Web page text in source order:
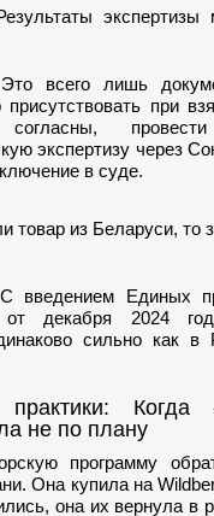
экспертизы
Это всего лишь
присутствовать при
провести
экспертизу через
в суде.
из Беларуси, то
С введением Единых
от декабря 2024
сильно как в
Когда
не по плану
программу
Она купила на
она их вернула в